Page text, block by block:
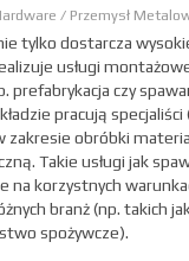
/ Przemysł
tylko dostarcza
usługi
prefabrykacja czy
pracują
zakresie obróbki
Takie usługi jak
na korzystnych
branż (np. takich
spożywcze).